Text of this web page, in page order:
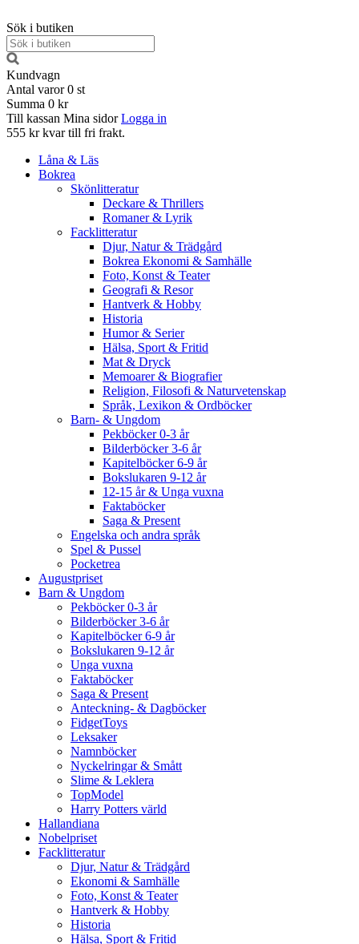
Sök i butiken
Kundvagn
Antal varor 0 st
Summa 0 kr
Till kassan Mina sidor Logga in
555 kr kvar till fri frakt.
Låna & Läs
Bokrea
Skönlitteratur
Deckare & Thrillers
Romaner & Lyrik
Facklitteratur
Djur, Natur & Trädgård
Bokrea Ekonomi & Samhälle
Foto, Konst & Teater
Geografi & Resor
Hantverk & Hobby
Historia
Humor & Serier
Hälsa, Sport & Fritid
Mat & Dryck
Memoarer & Biografier
Religion, Filosofi & Naturvetenskap
Språk, Lexikon & Ordböcker
Barn- & Ungdom
Pekböcker 0-3 år
Bilderböcker 3-6 år
Kapitelböcker 6-9 år
Bokslukaren 9-12 år
12-15 år & Unga vuxna
Faktaböcker
Saga & Present
Engelska och andra språk
Spel & Pussel
Pocketrea
Augustpriset
Barn & Ungdom
Pekböcker 0-3 år
Bilderböcker 3-6 år
Kapitelböcker 6-9 år
Bokslukaren 9-12 år
Unga vuxna
Faktaböcker
Saga & Present
Anteckning- & Dagböcker
FidgetToys
Leksaker
Namnböcker
Nyckelringar & Smått
Slime & Leklera
TopModel
Harry Potters värld
Hallandiana
Nobelpriset
Facklitteratur
Djur, Natur & Trädgård
Ekonomi & Samhälle
Foto, Konst & Teater
Hantverk & Hobby
Historia
Hälsa, Sport & Fritid